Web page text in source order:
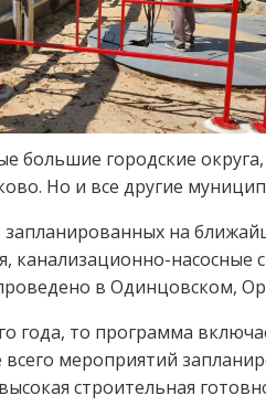
большие городские
Но и все другие
на
канализационно-
в Одинцовском,
года, то программа
мероприятий
строительная